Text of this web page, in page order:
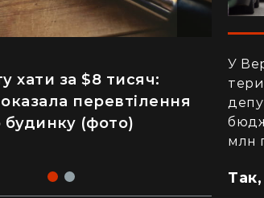
хати за $8 тисяч:
перевтілення
будинку (фото)
отруєнь через
ресторану призвело
У
млн